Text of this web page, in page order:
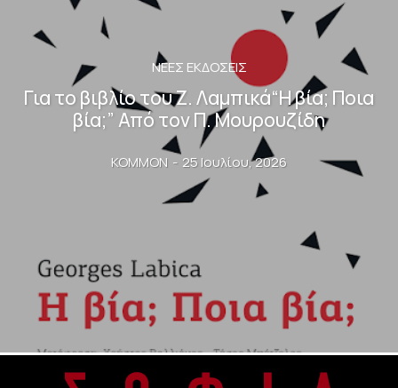
ΝΈΕΣ ΕΚΔΌΣΕΙΣ
Για το βιβλίο του Ζ. Λαμπικά“Η βία; Ποια
βία;” Από τον Π. Μουρουζίδη
KOMMON - 25 Ιουλίου, 2026